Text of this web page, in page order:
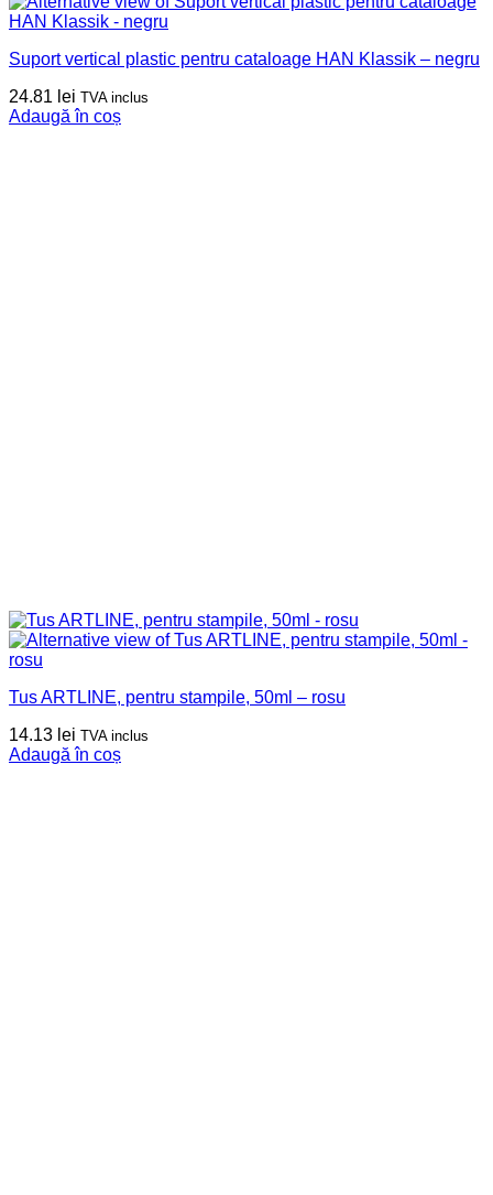
Suport vertical plastic pentru cataloage HAN Klassik – negru
24.81 lei TVA inclus
Adaugă în coș
Tus ARTLINE, pentru stampile, 50ml – rosu
14.13 lei TVA inclus
Adaugă în coș